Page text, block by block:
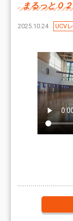
まるっと０
2025.10.24 UCV